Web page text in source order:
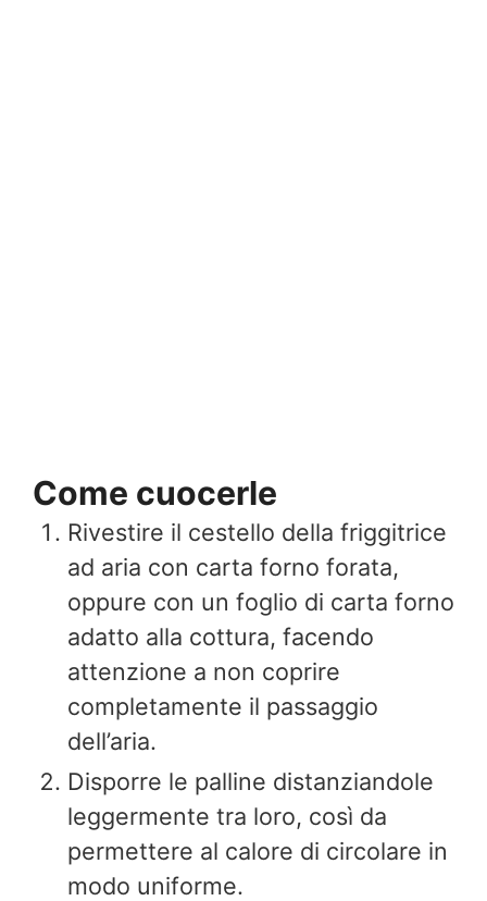
Come cuocerle
Rivestire il cestello della friggitrice
ad aria con carta forno forata,
oppure con un foglio di carta forno
adatto alla cottura, facendo
attenzione a non coprire
completamente il passaggio
dell’aria.
Disporre le palline distanziandole
leggermente tra loro, così da
permettere al calore di circolare in
modo uniforme.